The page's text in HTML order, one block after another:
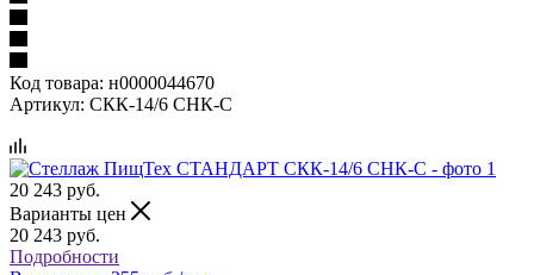
Код товара: н0000044670
Артикул: СКК-14/6 СНК-С
20 243 руб.
Варианты цен
20 243 руб.
Подробности